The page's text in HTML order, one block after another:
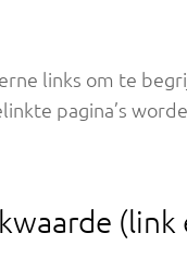
links om te
pagina’s
(link